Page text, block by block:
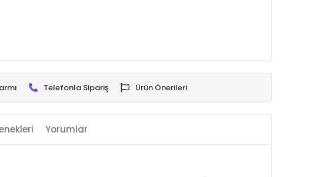
Telefonla Sipariş Ürün Önerileri
Yorumlar